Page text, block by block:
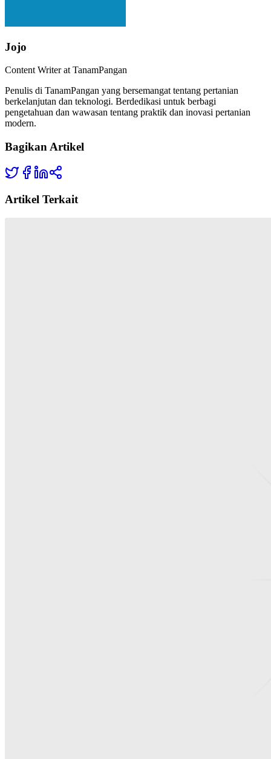
Jojo
Content Writer at TanamPangan
Penulis di TanamPangan yang bersemangat tentang pertanian
berkelanjutan dan teknologi. Berdedikasi untuk berbagi
pengetahuan dan wawasan tentang praktik dan inovasi pertanian
modern.
Bagikan Artikel
Artikel Terkait